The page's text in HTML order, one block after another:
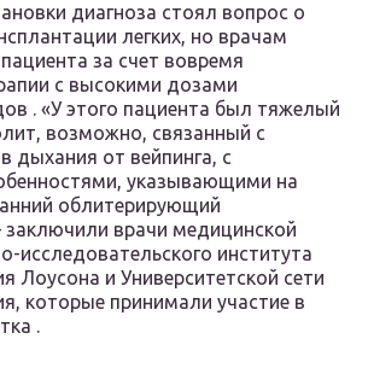
диагноза стоял вопрос о
легких, но врачам
за счет вовремя
с высокими дозами
. «У этого пациента был тяжелый
возможно, связанный с
дыхания от вейпинга, с
указывающими на
облитерирующий
врачи медицинской
исследовательского института
Лоусона и Университетской сети
которые принимали участие в
.